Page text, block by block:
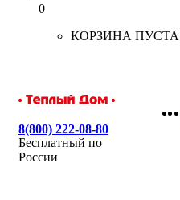
0
КОРЗИНА ПУСТА
8(800) 222-08-80
Бесплатный по
России